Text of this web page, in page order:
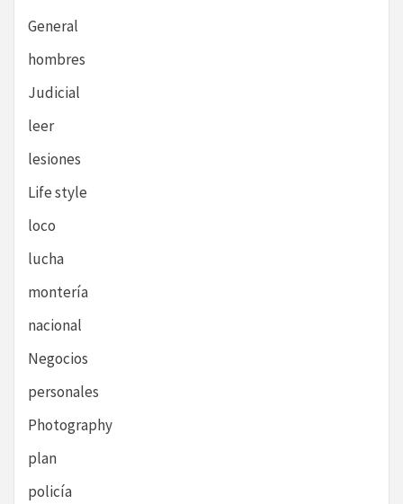
General
hombres
Judicial
leer
lesiones
Life style
loco
lucha
montería
nacional
Negocios
personales
Photography
plan
policía